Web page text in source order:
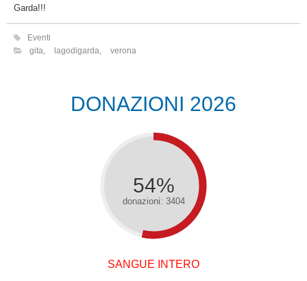
Garda!!!
Eventi
gita
lagodigarda verona
DONAZIONI 2026
54%
donazioni: 3404
SANGUE INTERO